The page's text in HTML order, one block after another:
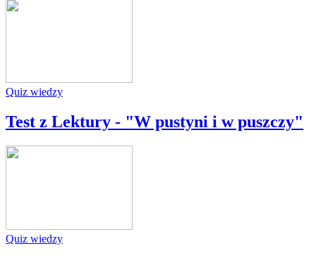
Quiz wiedzy
Test z Lektury - "W pustyni i w puszczy"
Quiz wiedzy